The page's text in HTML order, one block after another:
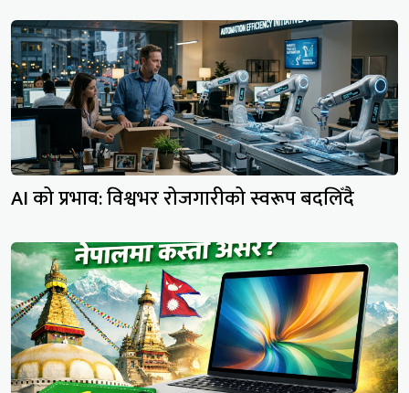
AI को प्रभाव: विश्वभर रोजगारीको स्वरूप बदलिँदै